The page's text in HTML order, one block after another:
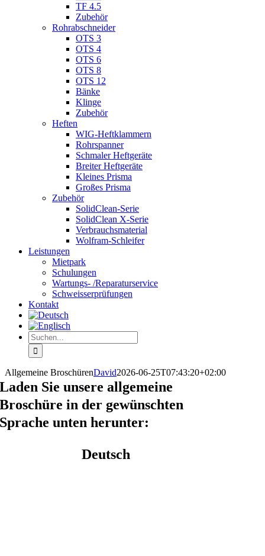
TF 4.5
Zubehör
Rohrabschneider
OTS 3
OTS 4
OTS 6
OTS 8
OTS 12
Bänke
Klinge
Zubehör
Heften
WIG-Heftklammern
Rohrspanner
Schmaler Heftgeräte
Breiter Heftgeräte
Kleines Prisma
Großes Prisma
Zubehör
SolidClean-Serie
SolidClean X-Serie
Verbrauchsmaterial
Wolfram-Schleifer
Leistungen
Mietpark
Schulungen
Wartungs- /Reparaturservice
Schweisserprüfungen
Kontakt
Suche
nach:
Allgemeine BroschürenDavid2026-06-25T07:43:20+02:00
Laden Sie unsere allgemeine
Broschüre in der gewünschten
Sprache unten herunter:
Deutsch